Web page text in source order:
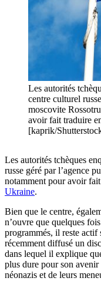
Les autorités
centre culturel
moscovite
avoir fait traduire
[kaprik/
Les autorités tchèques
russe géré par l’agence
notamment pour avoir
Ukraine.
Bien que le centre,
n’ouvre que quelques
programmés, il reste actif
récemment diffusé un
dans lequel il explique
plus dure pour son avenir
néonazis et de leurs